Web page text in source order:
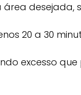
desejada,
20 a 30
excesso